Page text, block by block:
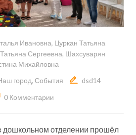
Ивановна, Цуркан Татьяна
Сергеевна, Шахсуварян
Михайловна
город, События
dsd14
0 Комментарии
дошкольном отделении прошёл